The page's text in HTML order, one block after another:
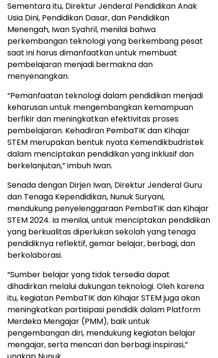
Sementara itu, Direktur Jenderal Pendidikan Anak
Usia Dini, Pendidikan Dasar, dan Pendidikan
Menengah, Iwan Syahril, menilai bahwa
perkembangan teknologi yang berkembang pesat
saat ini harus dimanfaatkan untuk membuat
pembelajaran menjadi bermakna dan
menyenangkan.
“Pemanfaatan teknologi dalam pendidikan menjadi
keharusan untuk mengembangkan kemampuan
berfikir dan meningkatkan efektivitas proses
pembelajaran. Kehadiran PembaTIK dan Kihajar
STEM merupakan bentuk nyata Kemendikbudristek
dalam menciptakan pendidikan yang inklusif dan
berkelanjutan,” imbuh Iwan.
Senada dengan Dirjen Iwan, Direktur Jenderal Guru
dan Tenaga Kependidikan, Nunuk Suryani,
mendukung penyelenggaraan PembaTIK dan Kihajar
STEM 2024. Ia menilai, untuk menciptakan pendidikan
yang berkualitas diperlukan sekolah yang tenaga
pendidiknya reflektif, gemar belajar, berbagi, dan
berkolaborasi.
“Sumber belajar yang tidak tersedia dapat
dihadirkan melalui dukungan teknologi. Oleh karena
itu, kegiatan PembaTIK dan Kihajar STEM juga akan
meningkatkan partisipasi pendidik dalam Platform
Merdeka Mengajar (PMM), baik untuk
pengembangan diri, mendukung kegiatan belajar
mengajar, serta mencari dan berbagi inspirasi,”